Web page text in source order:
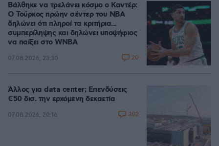
Βάλθηκε να τρελάνει κόσμο ο Καντέρ:
Ο Τούρκος πρώην σέντερ του NBA
δηλώνει ότι πληροί τα κριτήρια...
συμπερίληψης και δηλώνει υποψήφιος
να παίξει στο WNBA
07.08.2026, 23:30 20
Άλλος για data center; Επενδύσεις
€50 δισ. την ερχόμενη δεκαετία
07.08.2026, 20:16 302